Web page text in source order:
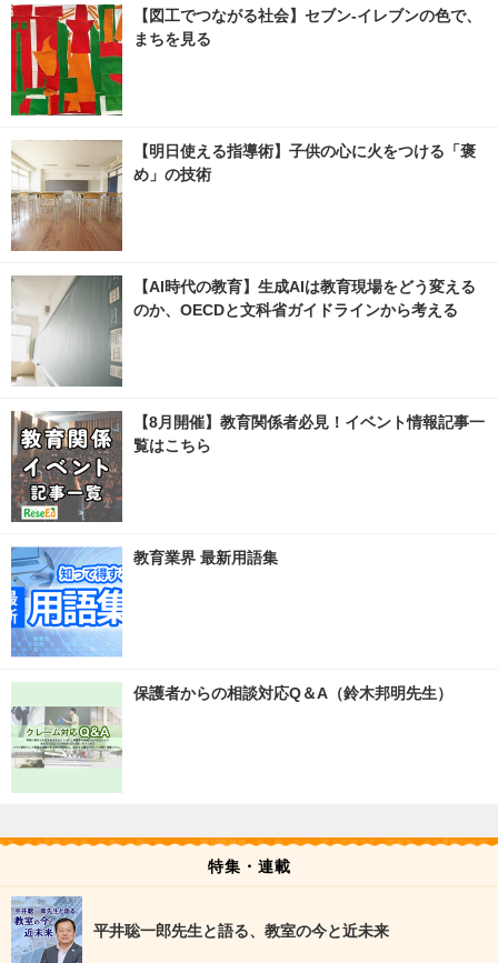
【図工でつながる社会】セブン‐イレブンの色で、
まちを見る
【明日使える指導術】子供の心に火をつける「褒
め」の技術
【AI時代の教育】生成AIは教育現場をどう変える
のか、OECDと文科省ガイドラインから考える
【8月開催】教育関係者必見！イベント情報記事一
覧はこちら
教育業界 最新用語集
保護者からの相談対応Q＆A（鈴木邦明先生）
特集・連載
平井聡一郎先生と語る、教室の今と近未来